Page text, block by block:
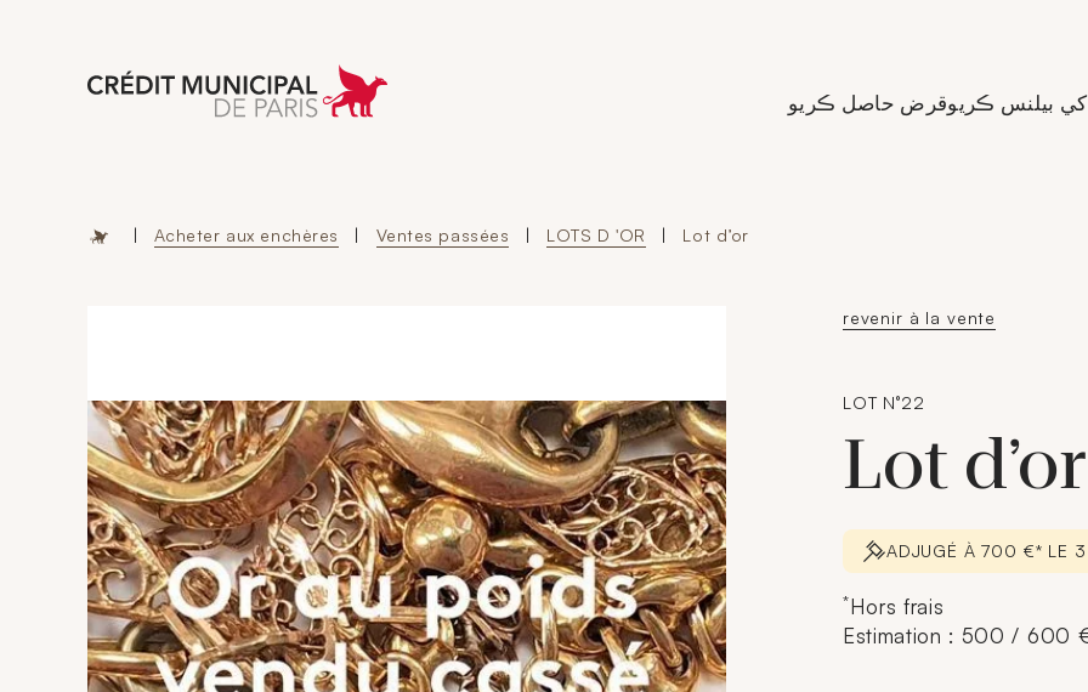
Aller à l'accueil de Crédit Municipal de Paris
قرض حاصل ڪريوبيلنس ڪريو
| Acheter aux enchères | Ventes passées | LOTS D 'OR | Lot d’or
revenir à la vente
LOT N°22
Lot
ADJUGÉ À 700 €* LE
*Hors frais
Estimation : 500 / 600